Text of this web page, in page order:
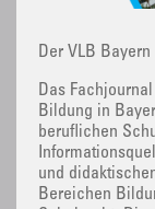
Der VLB
Das
Bildung in
beruflichen
und
Bereichen